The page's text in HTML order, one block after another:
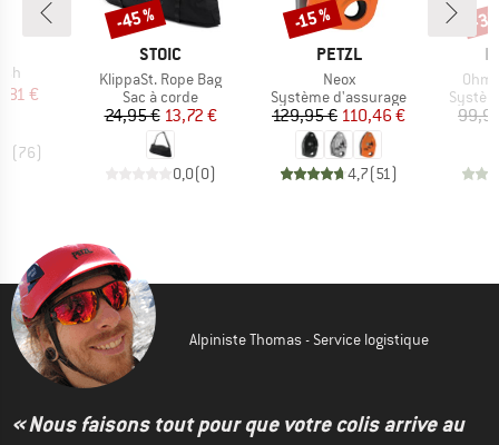
réduit
€
(76)
MARQUE
STOIC
Article
KlippaSt. Rope Bag
Product group
Sac à corde
Prix
24,95 €Prix réduit
13,72 €
0,0(0)
Remise
-45 %
MARQUE
PETZL
Article
Neox
Product group
Système d'assurage
Prix
129,95 €Prix réduit
110,46 €
4,7(51)
Remise
-15 %
Ohm
-
Alpiniste Thomas - Service logistique
« Nous faisons tout pour que votre colis arrive au